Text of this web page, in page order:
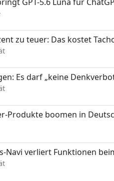
zu teuer: Das kostet
Es darf „keine
Produkte boomen in
Navi verliert Funktionen